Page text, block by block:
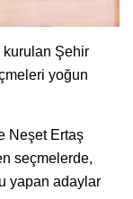
Şehir
yoğun
Neşet Ertaş
seçmelerde,
yapan adaylar